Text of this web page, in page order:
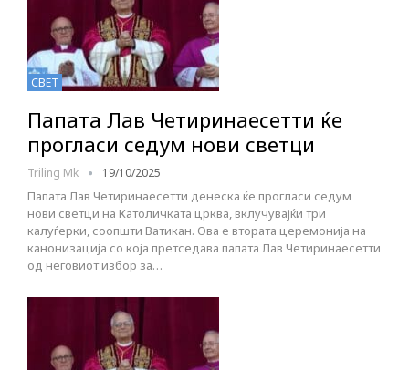
СВЕТ
Папата Лав Четиринаесетти ќе
прогласи седум нови светци
Triling Mk 19/10/2025
Папата Лав Четиринаесетти денеска ќе прогласи седум
нови светци на Католичката црква, вклучувајќи три
калуѓерки, соопшти Ватикан. Ова е втората церемонија на
канонизација со која претседава папата Лав Четиринаесетти
од неговиот избор за…